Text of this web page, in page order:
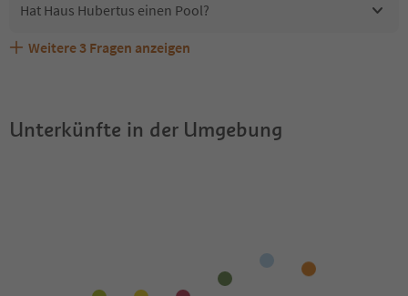
Hat Haus Hubertus einen Pool?
Sind Haustiere in der Unterkunft Haus Hubertus erlaubt?
Welche Services bietet Haus Hubertus?
Erhalten die Gäste von Haus Hubertus einen Südtirol
Weitere 3 Fragen anzeigen
Unterkünfte in der Umgebung